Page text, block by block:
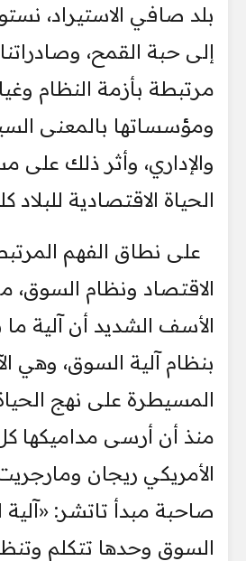
بلد صافي الاستيراد،
إلى حبة القمح،
مرتبطة بأزمة النظام
ومؤسساتها بالمعنى
والإداري، وأثر ذلك على
الحياة الاقتصادية للبلاد
على نطاق الفهم
الاقتصاد ونظام
الأسف الشديد أن آلية
بنظام آلية السوق، وهي
المسيطرة على نهج
منذ أن أرسى مداميكها
الأمريكي ريجان
صاحبة مبدأ تاتشر:
السوق وحدها تتكلم